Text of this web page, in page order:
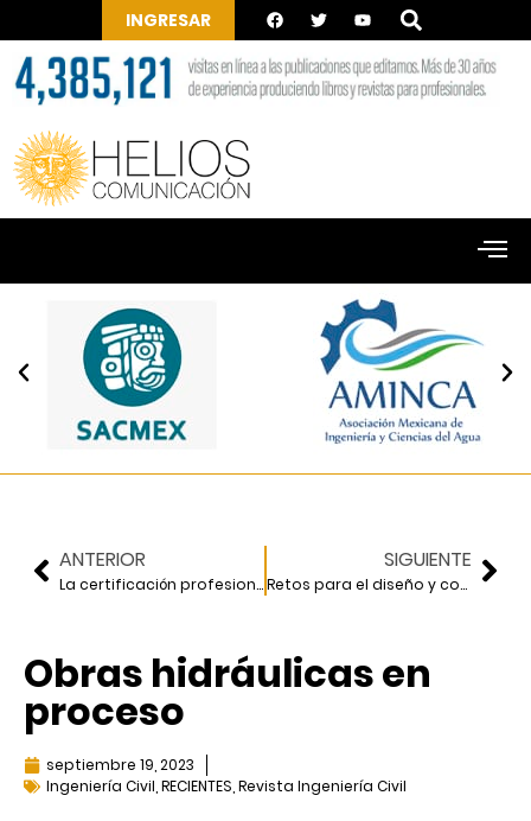
INGRESAR
ANTERIOR
La certificación profesional de los ingenieros civiles
SIGUIENTE
Retos para el diseño y construcción de obras en el Valle de México
Obras hidráulicas en
proceso
septiembre 19, 2023
Ingeniería Civil RECIENTES Revista Ingeniería Civil